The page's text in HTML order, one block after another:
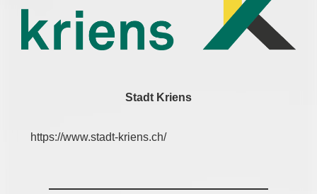
Stadt Kriens
https://www.stadt-kriens.ch/